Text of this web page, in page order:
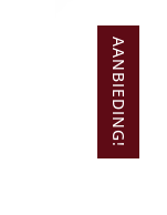
AANBIEDING!